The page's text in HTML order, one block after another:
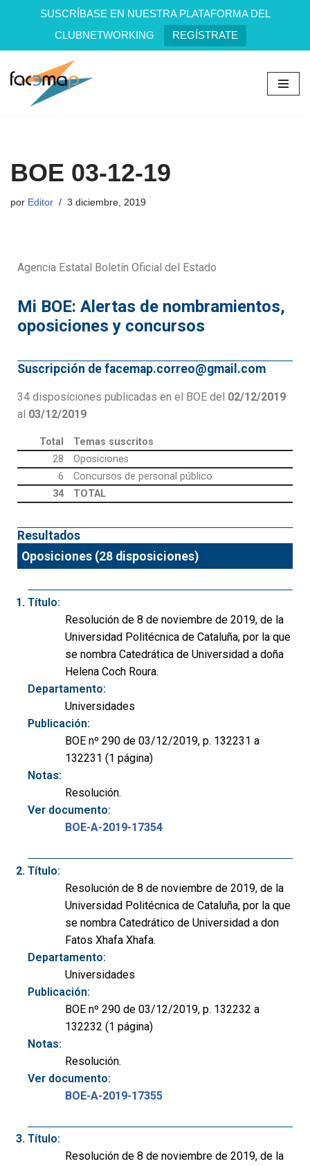
SUSCRÍBASE EN NUESTRA PLATAFORMA DEL
CLUBNETWORKING
REGÍSTRATE
Saltar
BOE 03-12-19
por Editor 3 diciembre, 2019
Agencia Estatal Boletín Oficial del Estado
Mi BOE: Alertas de nombramientos,
oposiciones y concursos
Suscripción de facemap.correo@gmail.com
34 disposiciones publicadas en el BOE del 02/12/2019
al 03/12/2019
Total
Temas suscritos
28
Oposiciones
6
Concursos de personal público
34
TOTAL
Resultados
Oposiciones (28 disposiciones)
Título:
Resolución de 8 de noviembre de 2019, de la
Universidad Politécnica de Cataluña, por la que
se nombra Catedrática de Universidad a doña
Helena Coch Roura.
Departamento:
Universidades
Publicación:
BOE nº 290 de 03/12/2019, p. 132231 a
132231 (1 página)
Notas:
Resolución.
Ver documento:
BOE-A-2019-17354
Título:
Resolución de 8 de noviembre de 2019, de la
Universidad Politécnica de Cataluña, por la que
se nombra Catedrático de Universidad a don
Fatos Xhafa Xhafa.
Departamento:
Universidades
Publicación:
BOE nº 290 de 03/12/2019, p. 132232 a
132232 (1 página)
Notas:
Resolución.
Ver documento:
BOE-A-2019-17355
Título:
Resolución de 8 de noviembre de 2019, de la